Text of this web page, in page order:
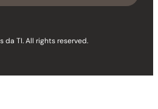
da TI. All rights reserved.